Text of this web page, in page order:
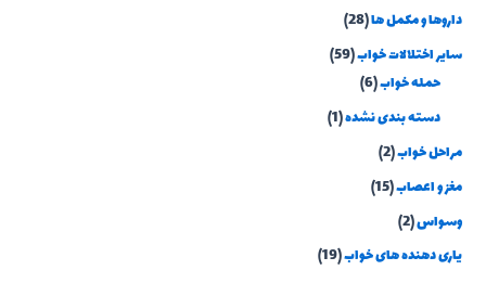
داروها و مکمل ها(28)
سایر اختلالات خواب(59)
حمله خواب(6)
دسته بندی نشده(1)
مراحل خواب(2)
مغز و اعصاب(15)
وسواس(2)
یاری دهنده های خواب(19)